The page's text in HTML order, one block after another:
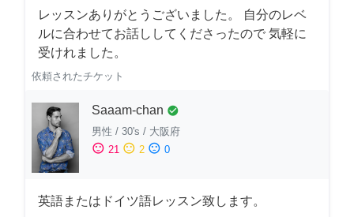
レッスンありがとうございました。 自分のレベ
ルに合わせてお話ししてくださったので 気軽に
受けれました。
依頼されたチケット
Saaam-chan check_circle
男性 / 30's / 大阪府
sentiment_satisfied 21 sentiment_neutral 2 sentiment_dissatisfied 0
英語またはドイツ語レッスン致します。